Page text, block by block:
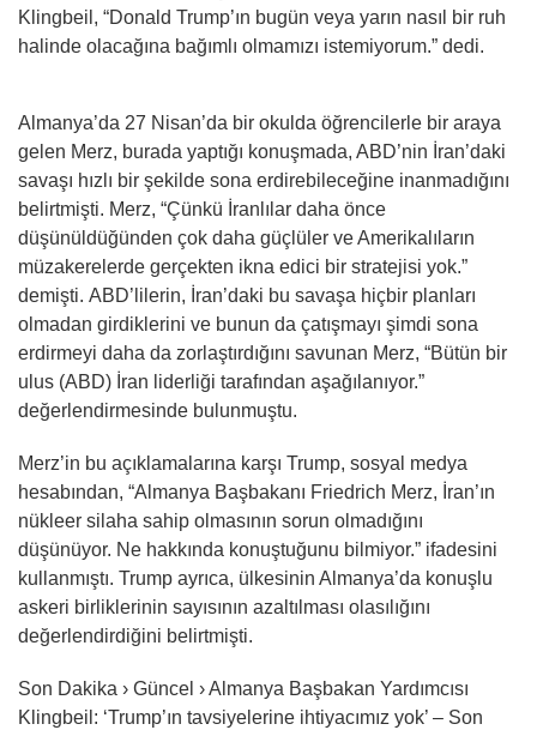
Klingbeil, “Donald Trump’ın bugün veya yarın nasıl bir ruh
halinde olacağına bağımlı olmamızı istemiyorum.” dedi.
Almanya’da 27 Nisan’da bir okulda öğrencilerle bir araya
gelen Merz, burada yaptığı konuşmada, ABD’nin İran’daki
savaşı hızlı bir şekilde sona erdirebileceğine inanmadığını
belirtmişti. Merz, “Çünkü İranlılar daha önce
düşünüldüğünden çok daha güçlüler ve Amerikalıların
müzakerelerde gerçekten ikna edici bir stratejisi yok.”
demişti. ABD’lilerin, İran’daki bu savaşa hiçbir planları
olmadan girdiklerini ve bunun da çatışmayı şimdi sona
erdirmeyi daha da zorlaştırdığını savunan Merz, “Bütün bir
ulus (ABD) İran liderliği tarafından aşağılanıyor.”
değerlendirmesinde bulunmuştu.
Merz’in bu açıklamalarına karşı Trump, sosyal medya
hesabından, “Almanya Başbakanı Friedrich Merz, İran’ın
nükleer silaha sahip olmasının sorun olmadığını
düşünüyor. Ne hakkında konuştuğunu bilmiyor.” ifadesini
kullanmıştı. Trump ayrıca, ülkesinin Almanya’da konuşlu
askeri birliklerinin sayısının azaltılması olasılığını
değerlendirdiğini belirtmişti.
Son Dakika › Güncel › Almanya Başbakan Yardımcısı
Klingbeil: ‘Trump’ın tavsiyelerine ihtiyacımız yok’ – Son